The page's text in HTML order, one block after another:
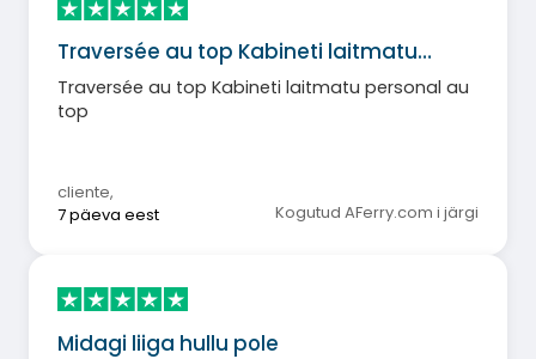
Traversée au top Kabineti laitmatu…
Traversée au top Kabineti laitmatu personal au
top
cliente,
7 päeva eest
Kogutud AFerry.com i järgi
Midagi liiga hullu pole